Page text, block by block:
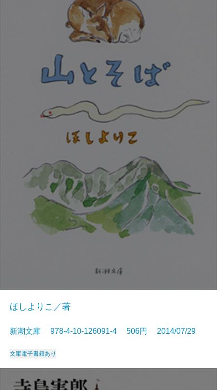
ほしよりこ／著
新潮文庫 978-4-10-126091-4 506円 2014/07/29
文庫電子書籍あり